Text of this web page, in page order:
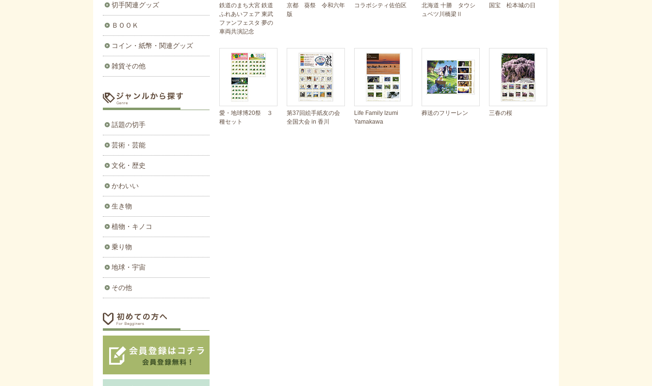
鉄道のまち大宮 鉄道
ふれあいフェア 東武
ファンフェスタ 夢の
車両共演記念
京都 葵祭 令和六年
版
コラボシティ佐伯区
北海道 十勝 タウシ
ュベツ川橋梁Ⅱ
国宝 松本城の日
愛・地球博20祭 ３
種セット
第37回絵手紙友の会
全国大会 in 香川
Life Family Izumi
Yamakawa
葬送のフリーレン 三春の桜
切手関連グッズ
ＢＯＯＫ
コイン・紙幣・関連グッズ
雑貨その他
話題の切手
芸術・芸能
文化・歴史
かわいい
生き物
植物・キノコ
乗り物
地球・宇宙
その他